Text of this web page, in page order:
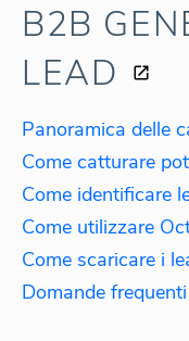
B2B
LEAD
Come utilizzare